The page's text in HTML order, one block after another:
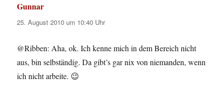
Gunnar
25. August 2010 um 10:40 Uhr
@Ribben: Aha, ok. Ich kenne mich in dem Bereich nicht
aus, bin selbständig. Da gibt’s gar nix von niemanden, wenn
ich nicht arbeite. 😉